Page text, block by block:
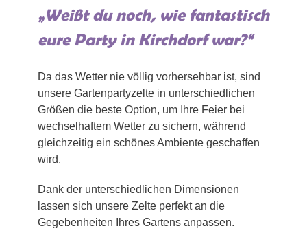
„Weißt du noch, wie fantastisch
eure Party in Kirchdorf war?“
Da das Wetter nie völlig vorhersehbar ist, sind
unsere Gartenpartyzelte in unterschiedlichen
Größen die beste Option, um Ihre Feier bei
wechselhaftem Wetter zu sichern, während
gleichzeitig ein schönes Ambiente geschaffen
wird.
Dank der unterschiedlichen Dimensionen
lassen sich unsere Zelte perfekt an die
Gegebenheiten Ihres Gartens anpassen.